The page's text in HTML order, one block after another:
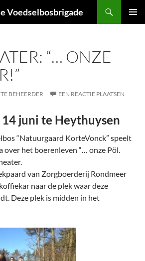
Voedselbosbrigade
“… ONZE
BEHEERDER EEN REACTIE PLAATSEN
juni te Heythuysen
“Natuurgaard KorteVonck” speelt
over het boerenleven “… onze Pöl.
van Zorgboerderij Rondmeer
naar de plek waar deze
Deze plek is midden in het